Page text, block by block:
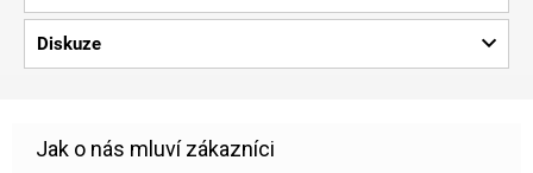
Diskuze